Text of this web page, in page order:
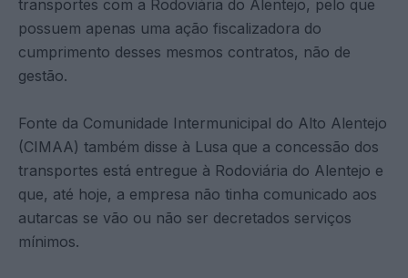
transportes com a Rodoviária do Alentejo, pelo que
possuem apenas uma ação fiscalizadora do
cumprimento desses mesmos contratos, não de
gestão.
Fonte da Comunidade Intermunicipal do Alto Alentejo
(CIMAA) também disse à Lusa que a concessão dos
transportes está entregue à Rodoviária do Alentejo e
que, até hoje, a empresa não tinha comunicado aos
autarcas se vão ou não ser decretados serviços
mínimos.